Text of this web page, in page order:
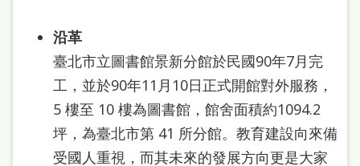
沿革
臺北市立圖書館景新分館於民國90年7月完
工，並於90年11月10日正式開館對外服務，
5 樓至 10 樓為圖書館，館舍面積約1094.2
坪，為臺北市第 41 所分館。教育建設向來備
受國人重視，而其未來的發展方向更是大家